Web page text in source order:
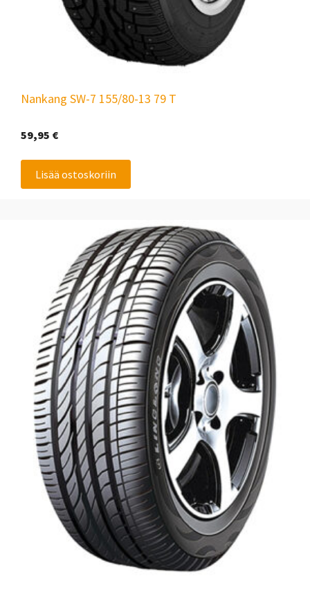
Nankang SW-7 155/80-13 79 T
59,95 €
Lisää ostoskoriin